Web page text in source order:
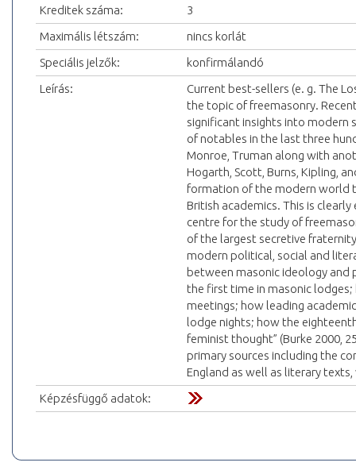
Kreditek száma:
3
Maximális létszám:
nincs korlát
Speciális jelzők:
konfirmálandó
Leírás:
Current best-sellers (e. g. The
the topic of freemasonry.
significant insights into modern
of notables in the last three
Monroe, Truman along with
Hogarth, Scott, Burns, Kipling,
formation of the modern world
British academics. This is
centre for the study of
of the largest secretive
modern political, social and
between masonic ideology
the first time in masonic
meetings; how leading
lodge nights; how the
feminist thought” (Burke 2000,
primary sources including the
England as well as literary
Képzésfüggő adatok: